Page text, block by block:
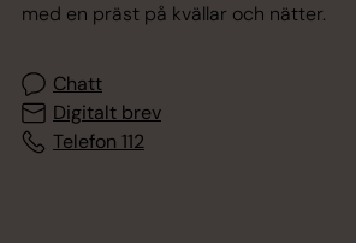
med en präst på kvällar och nätter.
Chatt
Digitalt brev
Telefon 112